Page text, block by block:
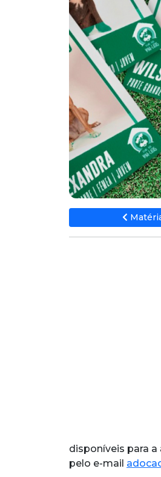
disponíveis para
pelo e-mail